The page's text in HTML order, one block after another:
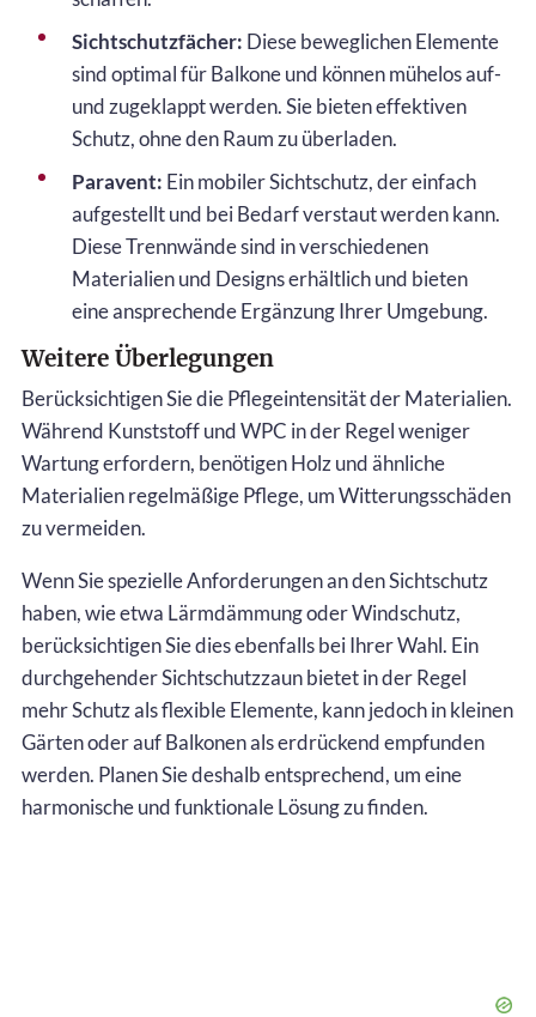
Sichtschutzfächer: Diese beweglichen Elemente
sind optimal für Balkone und können mühelos auf-
und zugeklappt werden. Sie bieten effektiven
Schutz, ohne den Raum zu überladen.
Paravent: Ein mobiler Sichtschutz, der einfach
aufgestellt und bei Bedarf verstaut werden kann.
Diese Trennwände sind in verschiedenen
Materialien und Designs erhältlich und bieten
eine ansprechende Ergänzung Ihrer Umgebung.
Weitere Überlegungen
Berücksichtigen Sie die Pflegeintensität der Materialien.
Während Kunststoff und WPC in der Regel weniger
Wartung erfordern, benötigen Holz und ähnliche
Materialien regelmäßige Pflege, um Witterungsschäden
zu vermeiden.
Wenn Sie spezielle Anforderungen an den Sichtschutz
haben, wie etwa Lärmdämmung oder Windschutz,
berücksichtigen Sie dies ebenfalls bei Ihrer Wahl. Ein
durchgehender Sichtschutzzaun bietet in der Regel
mehr Schutz als flexible Elemente, kann jedoch in kleinen
Gärten oder auf Balkonen als erdrückend empfunden
werden. Planen Sie deshalb entsprechend, um eine
harmonische und funktionale Lösung zu finden.